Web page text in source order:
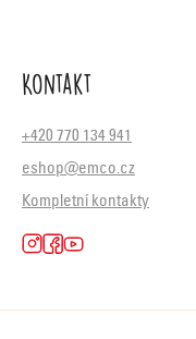
Kontakt
+420 770 134 941
eshop@emco.cz
Kompletní kontakty